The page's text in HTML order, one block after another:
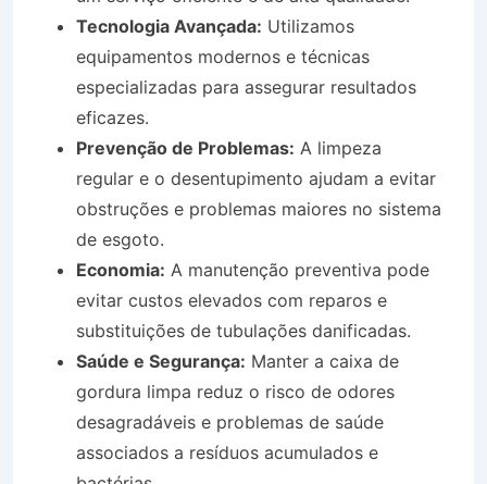
Tecnologia Avançada: Utilizamos
equipamentos modernos e técnicas
especializadas para assegurar resultados
eficazes.
Prevenção de Problemas: A limpeza
regular e o desentupimento ajudam a evitar
obstruções e problemas maiores no sistema
de esgoto.
Economia: A manutenção preventiva pode
evitar custos elevados com reparos e
substituições de tubulações danificadas.
Saúde e Segurança: Manter a caixa de
gordura limpa reduz o risco de odores
desagradáveis e problemas de saúde
associados a resíduos acumulados e